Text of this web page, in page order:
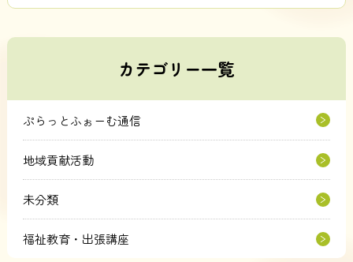
カテゴリー一覧
ぷらっとふぉーむ通信
地域貢献活動
未分類
福祉教育・出張講座